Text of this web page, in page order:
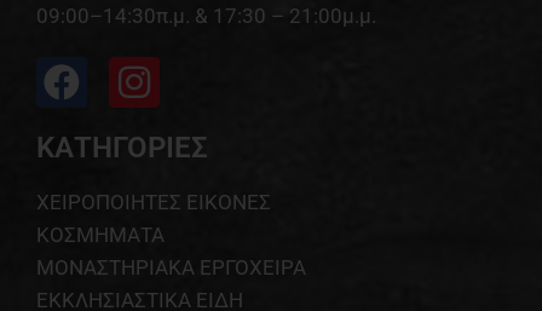
09:00–14:30π.μ. & 17:30 – 21:00μ.μ.
ΚΑΤΗΓΟΡΙΕΣ
ΧΕΙΡΟΠΟΙΗΤΕΣ ΕΙΚΟΝΕΣ
ΚΟΣΜΗΜΑΤΑ
ΜΟΝΑΣΤΗΡΙΑΚΑ ΕΡΓΟΧΕΙΡΑ
ΕΚΚΛΗΣΙΑΣΤΙΚΑ ΕΙΔΗ